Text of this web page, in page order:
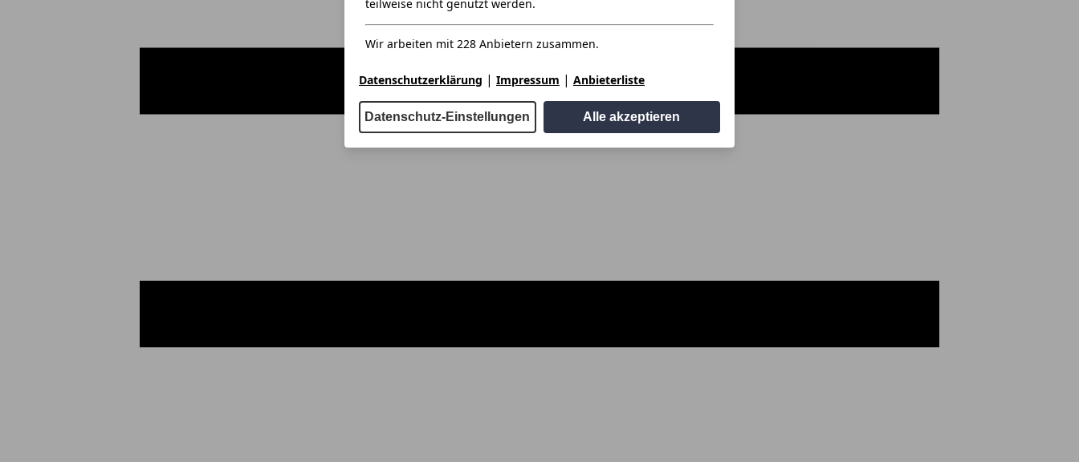
teilweise nicht genutzt werden.
Wir arbeiten mit 228 Anbietern zusammen.
Datenschutzerklärung | Impressum | Anbieterliste
Datenschutz-Einstellungen Alle akzeptieren